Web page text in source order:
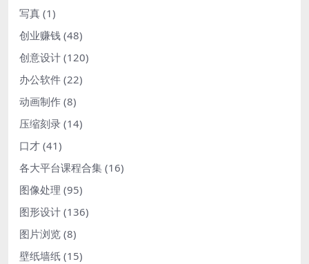
写真 (1)
创业赚钱 (48)
创意设计 (120)
办公软件 (22)
动画制作 (8)
压缩刻录 (14)
口才 (41)
各大平台课程合集 (16)
图像处理 (95)
图形设计 (136)
图片浏览 (8)
壁纸墙纸 (15)